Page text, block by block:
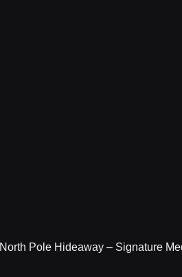
North Pole Hideaway – Signature